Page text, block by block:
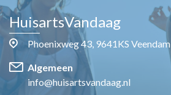
HuisartsVandaag
Phoenixweg 43, 9641KS Veendam
Algemeen
info@huisartsvandaag.nl